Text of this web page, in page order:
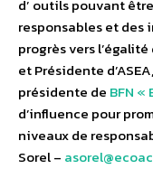
d’ outils pouvant
responsables et des
progrès vers
et Présidente
présidente de BFN «
d’influence pour
niveaux de
Sorel –